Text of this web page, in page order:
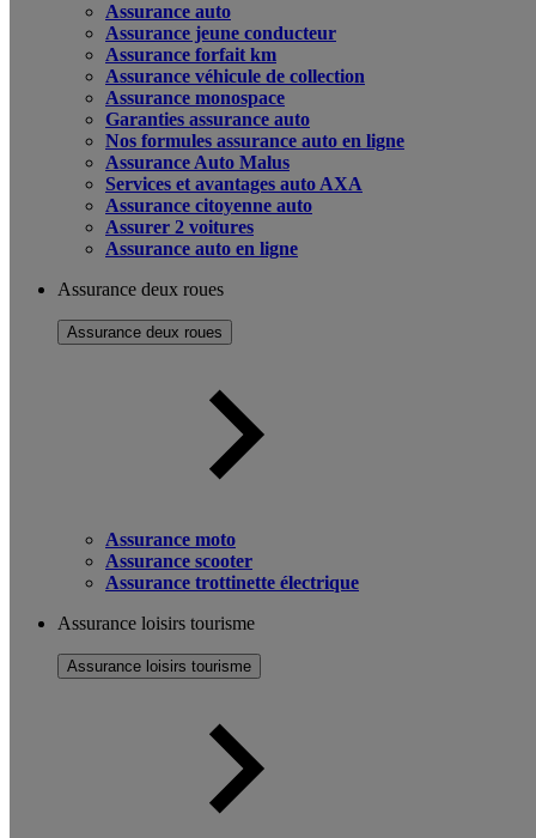
Assurance auto
Assurance jeune conducteur
Assurance forfait km
Assurance véhicule de collection
Assurance monospace
Garanties assurance auto
Nos formules assurance auto en ligne
Assurance Auto Malus
Services et avantages auto AXA
Assurance citoyenne auto
Assurer 2 voitures
Assurance auto en ligne
Assurance deux roues
Assurance deux roues
Assurance moto
Assurance scooter
Assurance trottinette électrique
Assurance loisirs tourisme
Assurance loisirs tourisme